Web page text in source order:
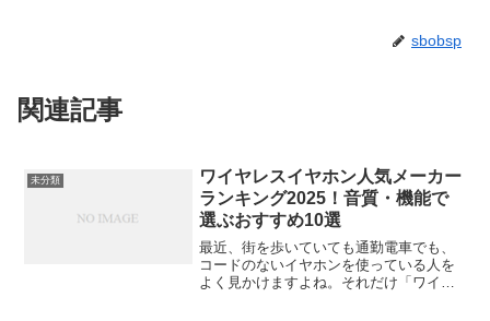
sbobsp
関連記事
未分類
ワイヤレスイヤホン人気メーカー
ランキング2025！音質・機能で
選ぶおすすめ10選
最近、街を歩いていても通勤電車でも、
コードのないイヤホンを使っている人を
よく見かけますよね。それだけ「ワイヤ